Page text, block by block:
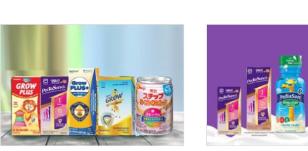
Pediasure Grow &amp; Gain hiện nay
cùng Websosanh.vn